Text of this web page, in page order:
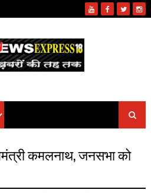
कमलनाथ, जनसभा को